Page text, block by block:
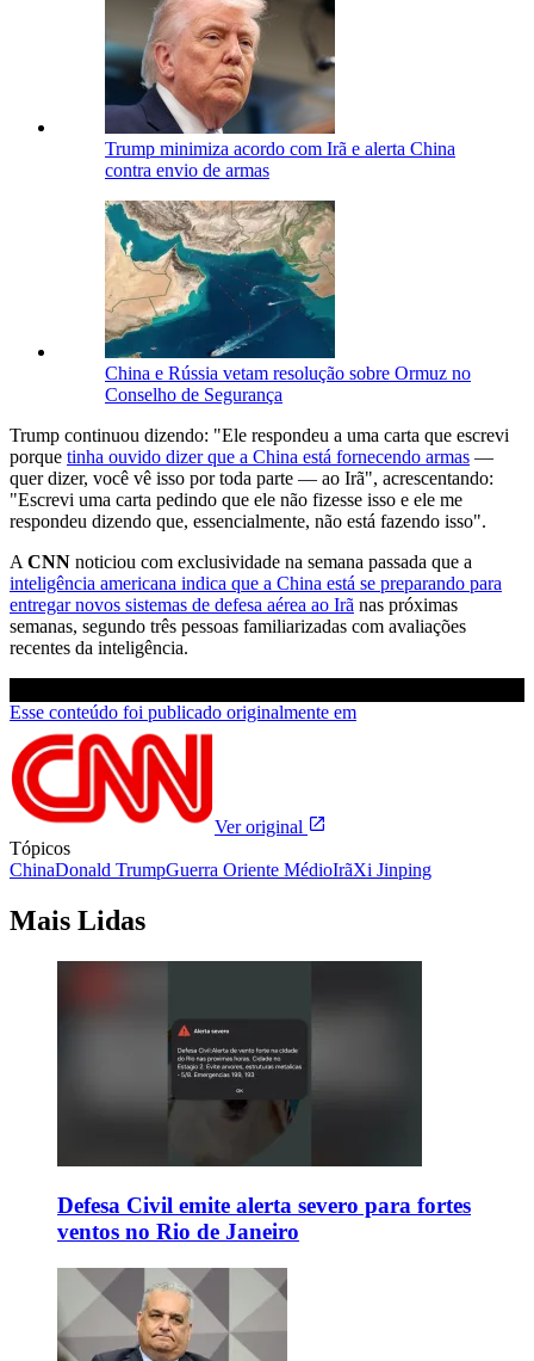
Trump minimiza acordo com Irã e alerta China
contra envio de armas
China e Rússia vetam resolução sobre Ormuz no
Conselho de Segurança
Trump continuou dizendo: "Ele respondeu a uma carta que escrevi
porque tinha ouvido dizer que a China está fornecendo armas —
quer dizer, você vê isso por toda parte — ao Irã", acrescentando:
"Escrevi uma carta pedindo que ele não fizesse isso e ele me
respondeu dizendo que, essencialmente, não está fazendo isso".
A CNN noticiou com exclusividade na semana passada que a
inteligência americana indica que a China está se preparando para
entregar novos sistemas de defesa aérea ao Irã nas próximas
semanas, segundo três pessoas familiarizadas com avaliações
recentes da inteligência.
Esse conteúdo foi publicado originalmente em
Ver original
Tópicos
ChinaDonald TrumpGuerra Oriente MédioIrãXi Jinping
Mais Lidas
Defesa Civil emite alerta severo para fortes
ventos no Rio de Janeiro